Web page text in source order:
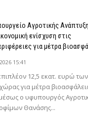
Αγροτικής
ενίσχυση στις
για μέτρα
15:41
12,5 εκατ. ευρώ
για μέτρα
ο υφυπουργός
Θανάσης...